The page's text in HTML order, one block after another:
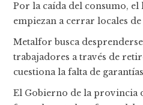
Por la caída del consumo,
empiezan a cerrar locales
Metalfor busca desprenderse
trabajadores a través de
cuestiona la falta de garantías
El Gobierno de la provincia